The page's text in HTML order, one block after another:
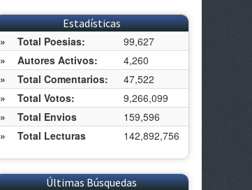
Estadísticas
»
Total Poesias:
99,627
»
Autores Activos:
4,260
»
Total Comentarios:
47,522
»
Total Votos:
9,266,099
»
Total Envios
159,596
»
Total Lecturas 142,892,756
Últimas Búsquedas